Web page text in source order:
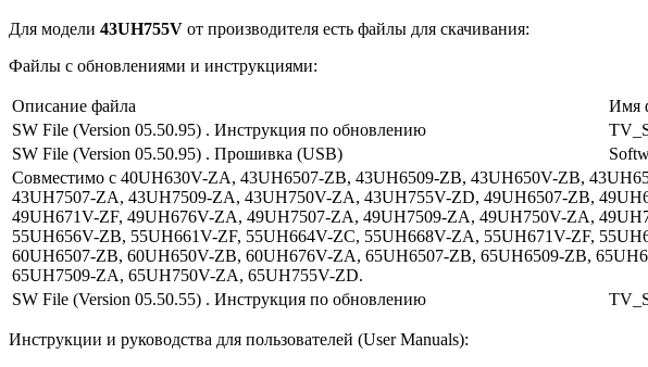
Для модели 43UH755V от производителя есть файлы для скачивания:
Файлы с обновлениями и инструкциями:
Описание файла Имя
SW File (Version 05.50.95) . Инструкция по обновлению
SW File (Version 05.50.95) . Прошивка (USB)
Совместимо с 40UH630V-ZA, 43UH6507-ZB, 43UH6509-ZB, 43UH650V-ZB,
43UH7507-ZA, 43UH7509-ZA, 43UH750V-ZA, 43UH755V-ZD, 49UH6507-ZB,
49UH671V-ZF, 49UH676V-ZA, 49UH7507-ZA, 49UH7509-ZA, 49UH750V-ZA,
55UH656V-ZB, 55UH661V-ZF, 55UH664V-ZC, 55UH668V-ZA, 55UH671V-ZF,
60UH6507-ZB, 60UH650V-ZB, 60UH676V-ZA, 65UH6507-ZB, 65UH6509-ZB,
65UH7509-ZA, 65UH750V-ZA, 65UH755V-ZD.
SW File (Version 05.50.55) . Инструкция по обновлению
Инструкции и руководства для пользователей (User Manuals):